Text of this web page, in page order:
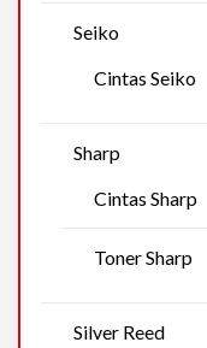
Seiko
Cintas Seiko
Sharp
Cintas Sharp
Toner Sharp
Silver Reed